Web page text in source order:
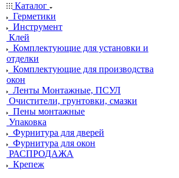
Каталог
Герметики
Инструмент
Клей
Комплектующие для установки и
отделки
Комплектующие для производства
окон
Ленты Монтажные, ПСУЛ
Очистители, грунтовки, смазки
Пены монтажные
Упаковка
Фурнитура для дверей
Фурнитура для окон
РАСПРОДАЖА
Крепеж